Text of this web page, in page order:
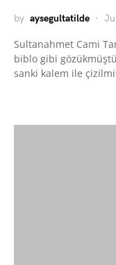
by aysegultatilde
Sultanahmet Cami
biblo gibi
sanki kalem ile